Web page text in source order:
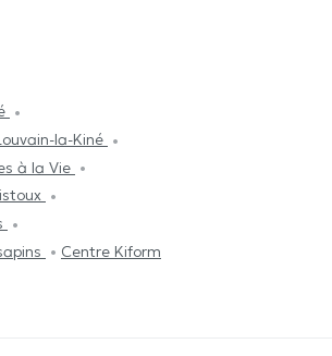
la-Kiné
à la Vie
Centre Kiform